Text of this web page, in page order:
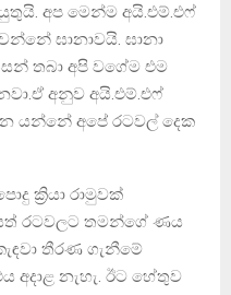
අප මෙන්ම අයි.එම්.එෆ්
ඝානාවයි. ඝානා
තබා අපි වගේම එම
අනුව අයි.එම්.එෆ්
යන්නේ අපේ රටවල් දෙක
ක්‍රියා රාමුවක්
රටවලට තමන්ගේ ණය
තීරණ ගැනීමේ
අදාළ නැහැ. ඊට හේතුව